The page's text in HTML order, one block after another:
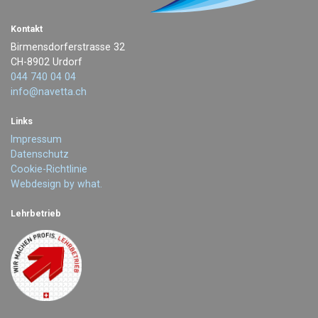
Kontakt
Birmensdorferstrasse 32
CH-8902 Urdorf
044 740 04 04
info@navetta.ch
Links
Impressum
Datenschutz
Cookie-Richtlinie
Webdesign by what.
Lehrbetrieb